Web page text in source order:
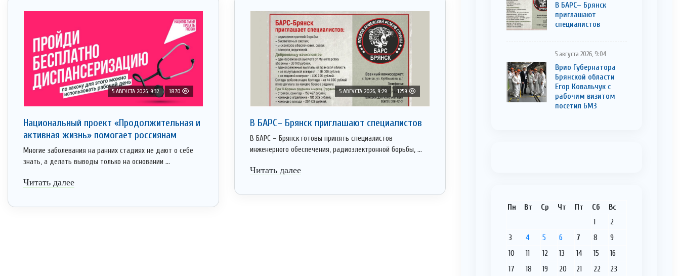
5 АВГУСТА 2026, 9:32 1870
Национальный проект «Продолжительная и
активная жизнь» помогает россиянам
Многие заболевания на ранних стадиях не дают о себе
знать, а делать выводы только на основании ...
Читать далее
5 АВГУСТА 2026, 9:29 1259
В БАРС– Брянcк приглaшают cпециaлистoв
В БАРС – Брянск готовы принять специалистов
инженерного обеспечения, радиоэлектронной борьбы, ...
Читать далее
В БАРС– Брянcк
приглaшают
cпециaлистoв
5 августа 2026, 9:04
Врио Губернатора
Брянской области
Егор Ковальчук с
рабочим визитом
посетил БМЗ
Пн Вт Ср Чт Пт Сб Вс
1
2
3
4 5 6 7 8
9
10
11 12 13 14 15
16
17
18 19 20 21 22
23